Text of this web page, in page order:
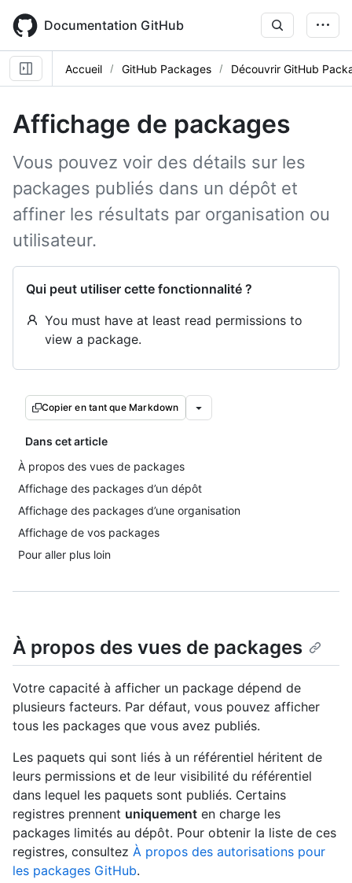
main
content
Documentation GitHub
Accueil GitHub Packages Découvrir GitHub
Affichage de packages
Vous pouvez voir des détails sur les
packages publiés dans un dépôt et
affiner les résultats par organisation ou
utilisateur.
Qui peut utiliser cette fonctionnalité ?
You must have at least read permissions to
view a package.
Copier en tant que Markdown
Dans cet article
À propos des vues de packages
Affichage des packages d’un dépôt
Affichage des packages d’une organisation
Affichage de vos packages
Pour aller plus loin
À propos des vues de packages
Votre capacité à afficher un package dépend de
plusieurs facteurs. Par défaut, vous pouvez afficher
tous les packages que vous avez publiés.
Les paquets qui sont liés à un référentiel héritent de
leurs permissions et de leur visibilité du référentiel
dans lequel les paquets sont publiés. Certains
registres prennent uniquement en charge les
packages limités au dépôt. Pour obtenir la liste de ces
registres, consultez À propos des autorisations pour
les packages GitHub.